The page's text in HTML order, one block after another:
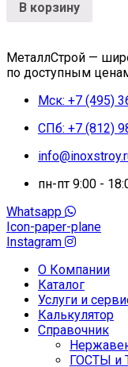
В корзину
МеталлСтрой —
по доступным
Мск: +7 (495)
СПб: +7 (812)
пн-пт 9:00 -
Whatsapp
Icon-paper-plane
Instagram
О Компании
Каталог
Услуги и
Калькулятор
Справочник
ГОСТЫ и